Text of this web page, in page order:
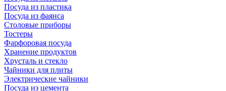
Посуда из пластика
Посуда из фаянса
Столовые приборы
Тостеры
Фарфоровая посуда
Хранение продуктов
Хрусталь и стекло
Чайники для плиты
Электрические чайники
Посуда из цемента